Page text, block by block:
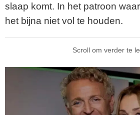
slaap komt. In het patroon
het bijna niet vol te houden.
Scroll om verder te